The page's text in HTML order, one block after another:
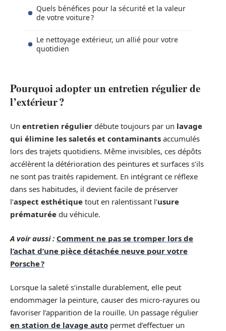
Quels bénéfices pour la sécurité et la valeur
de votre voiture ?
Le nettoyage extérieur, un allié pour votre
quotidien
Pourquoi adopter un entretien régulier de
l’extérieur ?
Un entretien régulier débute toujours par un lavage
qui élimine les saletés et contaminants accumulés
lors des trajets quotidiens. Même invisibles, ces dépôts
accélèrent la détérioration des peintures et surfaces s’ils
ne sont pas traités rapidement. En intégrant ce réflexe
dans ses habitudes, il devient facile de préserver
l’aspect esthétique tout en ralentissant l’usure
prématurée du véhicule.
A voir aussi : Comment ne pas se tromper lors de
l’achat d’une pièce détachée neuve pour votre
Porsche ?
Lorsque la saleté s’installe durablement, elle peut
endommager la peinture, causer des micro-rayures ou
favoriser l’apparition de la rouille. Un passage régulier
en station de lavage auto permet d’effectuer un